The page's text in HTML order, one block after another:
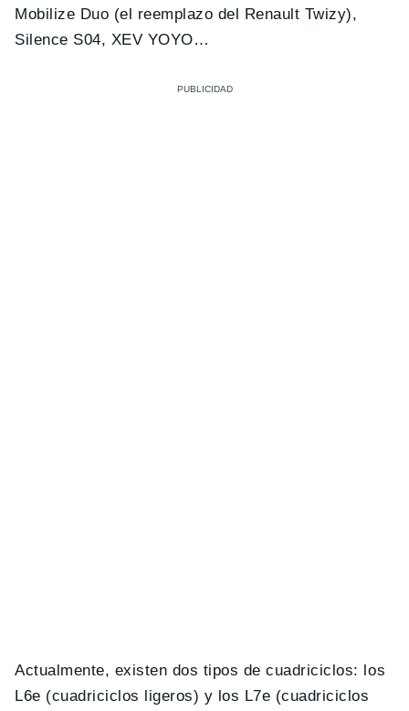
Mobilize Duo (el reemplazo del Renault Twizy),
Silence S04, XEV YOYO…
Actualmente, existen dos tipos de cuadriciclos: los
L6e (cuadriciclos ligeros) y los L7e (cuadriciclos